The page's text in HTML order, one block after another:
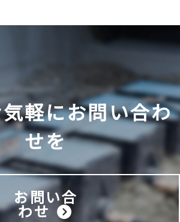
軽にお問い合わ
せを
お問い合
わせ